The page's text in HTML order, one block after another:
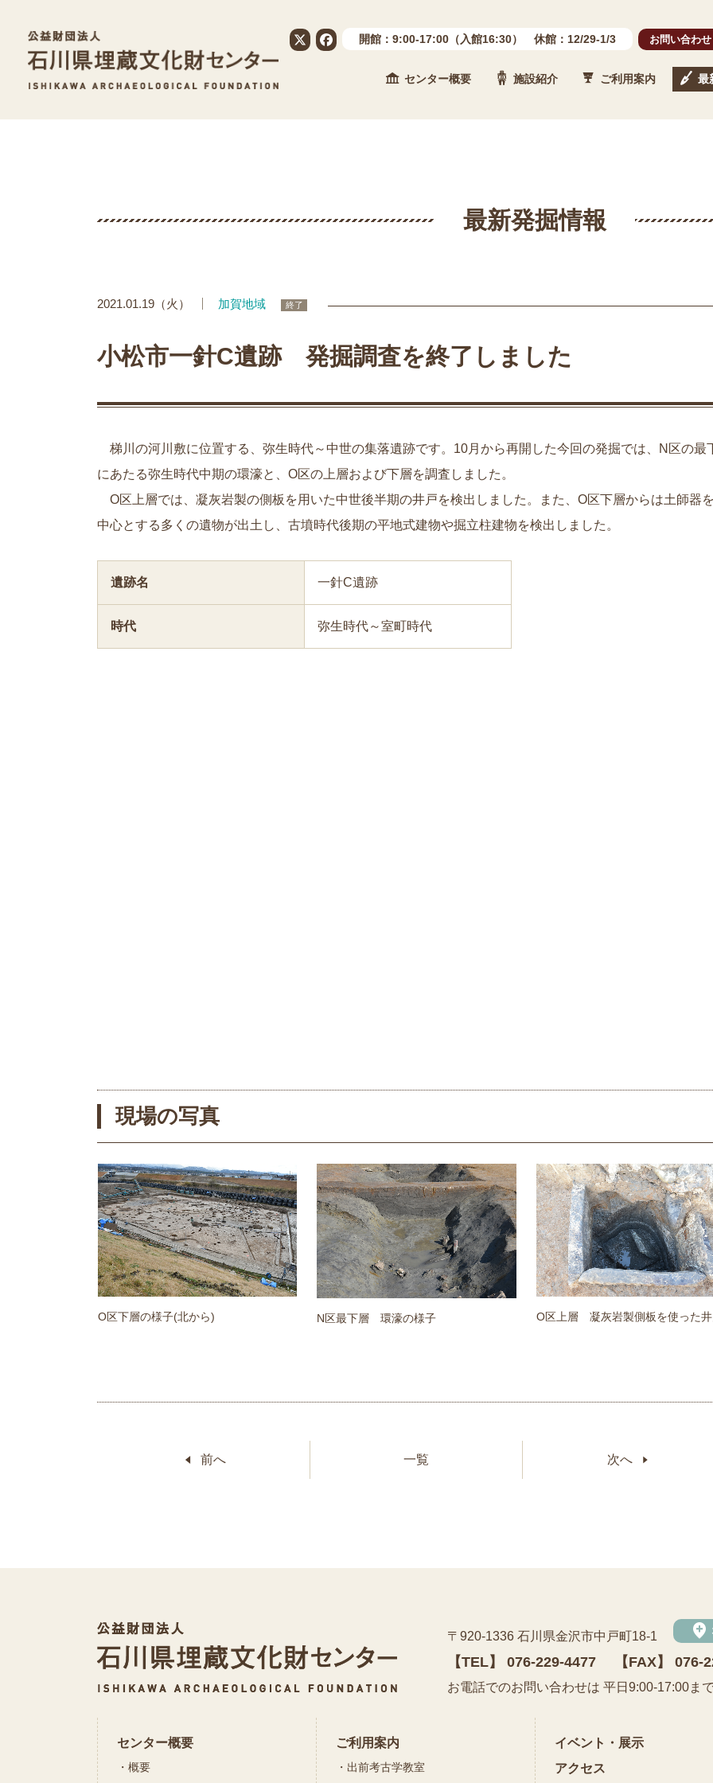
公益財団法人 石川県埋蔵文化財センター
開館：9:00-17:00（入館16:30） 休館：12/29-1/3 お問い合わせ
センター概要 施設紹介 ご利用案内 最
最新発掘情報
2021.01.19（火） 加賀地域 終了
小松市一針C遺跡 発掘調査を終了しました
梯川の河川敷に位置する、弥生時代～中世の集落遺跡です。10月から再開した今回の発掘では、N区の最
にあたる弥生時代中期の環濠と、O区の上層および下層を調査しました。
O区上層では、凝灰岩製の側板を用いた中世後半期の井戸を検出しました。また、O区下層からは土師
中心とする多くの遺物が出土し、古墳時代後期の平地式建物や掘立柱建物を検出しました。
遺跡名 一針C遺跡
時代 弥生時代～室町時代
現場の写真
O区下層の様子(北から) N区最下層 環濠の様子 O区上層 凝灰岩製側板を使った
前へ 一覧 次へ
公益財団法人 石川県埋蔵文化財センター
〒920-1336 石川県金沢市中戸町18-1 add_location
【TEL】 076-229-4477 【FAX】 076-
お電話でのお問い合わせは 平日9:00-17:00ま
センター概要
概要
ご利用案内
出前考古学教室
イベント・展示
アクセス